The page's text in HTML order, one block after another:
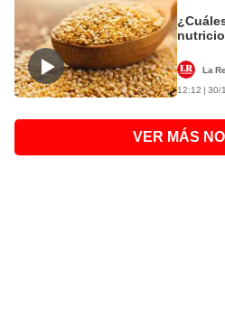
La
12:12 | 30/
VER MÁS